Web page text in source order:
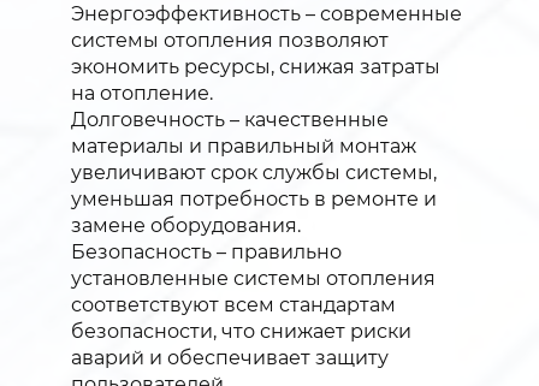
Энергоэффективность – современные
системы отопления позволяют
экономить ресурсы, снижая затраты
на отопление.
Долговечность – качественные
материалы и правильный монтаж
увеличивают срок службы системы,
уменьшая потребность в ремонте и
замене оборудования.
Безопасность – правильно
установленные системы отопления
соответствуют всем стандартам
безопасности, что снижает риски
аварий и обеспечивает защиту